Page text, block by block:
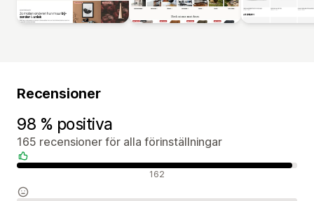
Recensioner
98 % positiva
165 recensioner för alla förinställningar
Positiva recensioner 162